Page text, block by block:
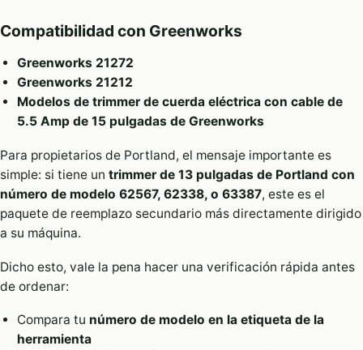
Compatibilidad con Greenworks
Greenworks 21272
Greenworks 21212
Modelos de trimmer de cuerda eléctrica con cable de
5.5 Amp de 15 pulgadas de Greenworks
Para propietarios de Portland, el mensaje importante es
simple: si tiene un trimmer de 13 pulgadas de Portland con
número de modelo 62567, 62338, o 63387, este es el
paquete de reemplazo secundario más directamente dirigido
a su máquina.
Dicho esto, vale la pena hacer una verificación rápida antes
de ordenar:
Compara tu número de modelo en la etiqueta de la
herramienta